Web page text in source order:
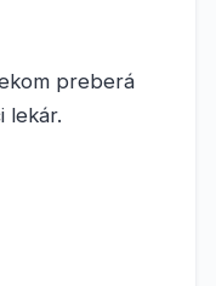
preberá
lekár.